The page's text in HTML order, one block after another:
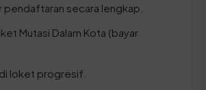
pendaftaran secara lengkap.
Mutasi Dalam Kota (bayar
loket progresif.